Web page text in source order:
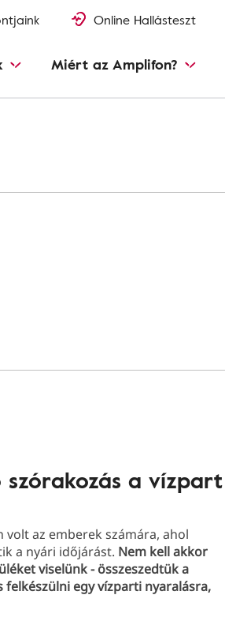
Online Hallásteszt
Miért az Amplifon?
szórakozás a vízpart
az emberek számára, ahol
a nyári időjárást. Nem kell akkor
viselünk - összeszedtük a
egy vízparti nyaralásra,